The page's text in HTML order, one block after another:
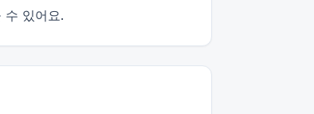
수 있어요.